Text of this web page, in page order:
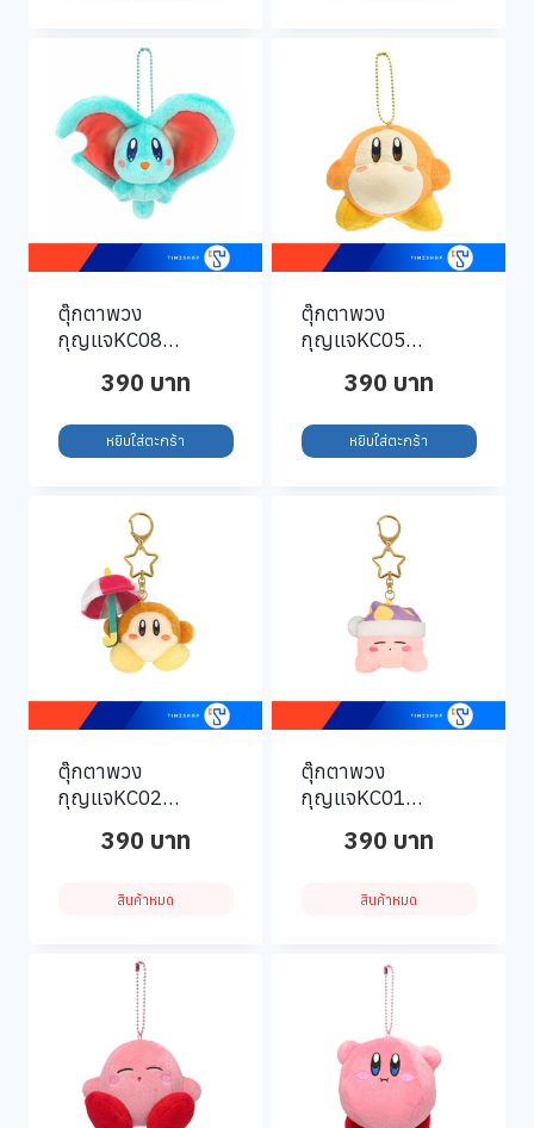
ตุ๊กตาพวง
กุญแจKC08
Keychain
390 บาท
หยิบใส่ตะกร้า
ตุ๊กตาพวง
กุญแจKC05
Dee-Keychain
390 บาท
หยิบใส่ตะกร้า
ตุ๊กตาพวง
กุญแจKC02
Waddledee-
390 บาท
สินค้าหมด
ตุ๊กตาพวง
กุญแจKC01
126221
390 บาท
สินค้าหมด